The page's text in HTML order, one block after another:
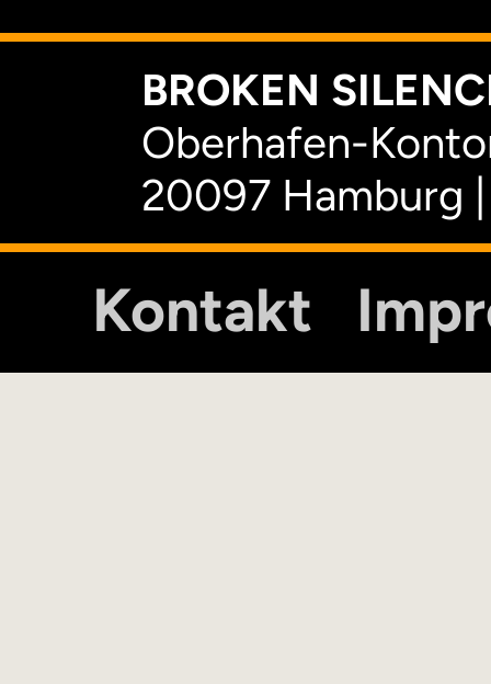
BROKEN
Oberhafen-
20097 Hamburg
Kontakt